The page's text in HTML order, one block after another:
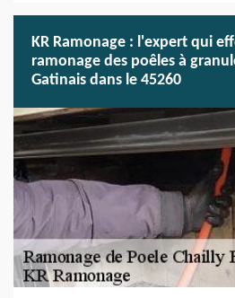
KR Ramonage : l'expert qui
ramonage des poêles à
Gatinais dans le 45260